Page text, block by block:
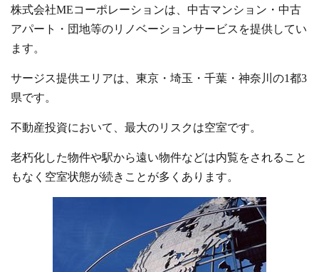
株式会社MEコーポレーションは、中古マンション・中古
アパート・団地等のリノベーションサービスを提供してい
ます。
サージス提供エリアは、東京・埼玉・千葉・神奈川の1都3
県です。
不動産投資において、最大のリスクは空室です。
老朽化した物件や駅から遠い物件などは内覧をされること
もなく空室状態が続きことが多くあります。